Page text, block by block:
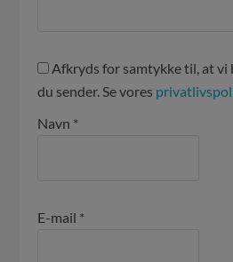
Afkryds for samtykke til, at vi
du sender. Se vores
Navn *
E-mail *